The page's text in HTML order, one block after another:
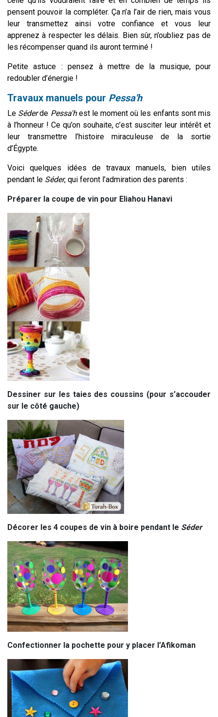
pensent pouvoir la compléter. Ça n’a l’air de rien, mais vous
leur transmettez ainsi votre confiance et vous leur
apprenez à respecter les délais. Bien sûr, n’oubliez pas de
les récompenser quand ils auront terminé !
Petite astuce : pensez à mettre de la musique, pour
redoubler d’énergie !
Travaux manuels pour Pessa'h
Le Séderde Pessa'hest le moment où les enfants sont mis
à l’honneur ! Ce qu’on souhaite, c’est susciter leur intérêt et
leur transmettre l’histoire miraculeuse de la sortie
d’Égypte.
Voici quelques idées de travaux manuels, bien utiles
pendant le Séder, qui feront l’admiration des parents :
Préparer la coupe de vin pour Eliahou Hanavi
Dessiner sur les taies des coussins (pour s’accouder
sur le côté gauche)
Décorer les 4 coupes de vin à boire pendant le Séder
Confectionner la pochette pour y placer l’Afikoman